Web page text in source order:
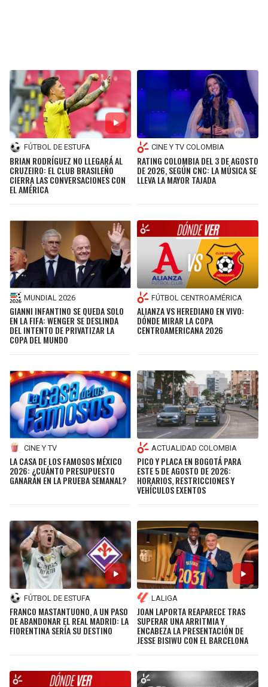
FÚTBOL DE ESTUFA
BRIAN RODRÍGUEZ NO LLEGARÁ AL
CRUZEIRO: EL CLUB BRASILEÑO
CIERRA LAS CONVERSACIONES CON
EL AMÉRICA
CINE Y TV COLOMBIA
RATING COLOMBIA DEL 3 DE AGOSTO
DE 2026, SEGÚN CNC: LA MÚSICA SE
LLEVA LA MAYOR TAJADA
MUNDIAL 2026
GIANNI INFANTINO SE QUEDA SOLO
EN LA FIFA: WENGER SE DESLINDA
DEL INTENTO DE PRIVATIZAR LA
COPA DEL MUNDO
FÚTBOL CENTROAMÉRICA
ALIANZA VS HEREDIANO EN VIVO:
DÓNDE MIRAR LA COPA
CENTROAMERICANA 2026
CINE Y TV
LA CASA DE LOS FAMOSOS MÉXICO
2026: ¿CUÁNTO PRESUPUESTO
GANARÁN EN LA PRUEBA SEMANAL?
ACTUALIDAD COLOMBIA
PICO Y PLACA EN BOGOTÁ PARA
ESTE 5 DE AGOSTO DE 2026:
HORARIOS, RESTRICCIONES Y
VEHÍCULOS EXENTOS
FÚTBOL DE ESTUFA
FRANCO MASTANTUONO, A UN PASO
DE ABANDONAR EL REAL MADRID: LA
FIORENTINA SERÍA SU DESTINO
LALIGA
JOAN LAPORTA REAPARECE TRAS
SUPERAR UNA ARRITMIA Y
ENCABEZA LA PRESENTACIÓN DE
JESSE BISIWU CON EL BARCELONA